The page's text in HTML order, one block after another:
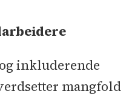
inkluderende
mangfold